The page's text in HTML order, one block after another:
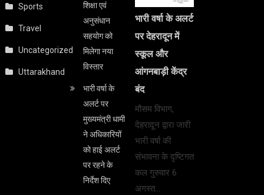
Sports
Travel
Uncategorized
Uttarakhand
शिक्षा एवं
अनुसंधान
सहयोग को
मिलेगा नया
विस्तार
भारी वर्षा के
अलर्ट पर
मुख्यमंत्री धामी
ने अधिकारियों
को हाई अलर्ट
पर रहने के
निर्देश दिए
भारी वर्षा के अलर्ट
पर देहरादून में
स्कूल और
आंगनबाड़ी केंद्र
बंद
मौसम विभाग,
देहरादून द्वारा जारी
भारी वर्षा की
संभावना के दृष्टिगत
कल गुरुवार 6
अगस्त…